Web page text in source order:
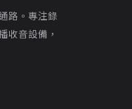
路。專注錄
收音設備，